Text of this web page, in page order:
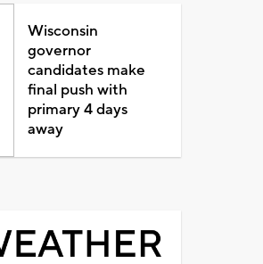
Wisconsin
governor
candidates make
final push with
primary 4 days
away